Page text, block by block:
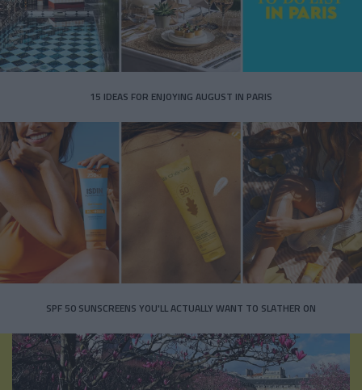
15 IDEAS FOR ENJOYING AUGUST IN PARIS
SPF 50 SUNSCREENS YOU'LL ACTUALLY WANT TO SLATHER ON